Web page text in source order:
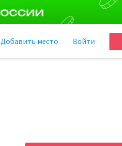
Войти
Добавить место